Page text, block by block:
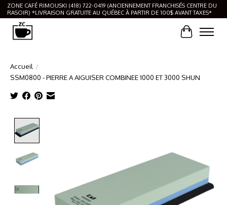
ZONE CAFÉ RIMOUSKI (418) 722-0419 (ANCIENNEMENT FRANCHISÉS CENTRE DU
RASOIR) *LIVRAISON GRATUITE AU QUÉBEC À PARTIR DE 100$ AVANT TAXES*
Panier
Accueil /
SSM0800 - PIERRE A AIGUISER COMBINEE 1000 ET 3000 SHUN